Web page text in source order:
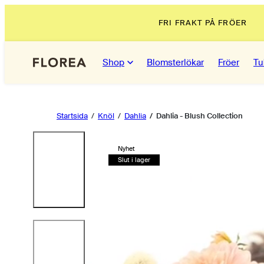
innehåll
FRI FRAKT PÅ FRÖER
Shop Blomsterlökar Fröer
Startsida Knöl Dahlia Dahlia - Blush Collection
Nyhet
Slut i lager
öppna
i